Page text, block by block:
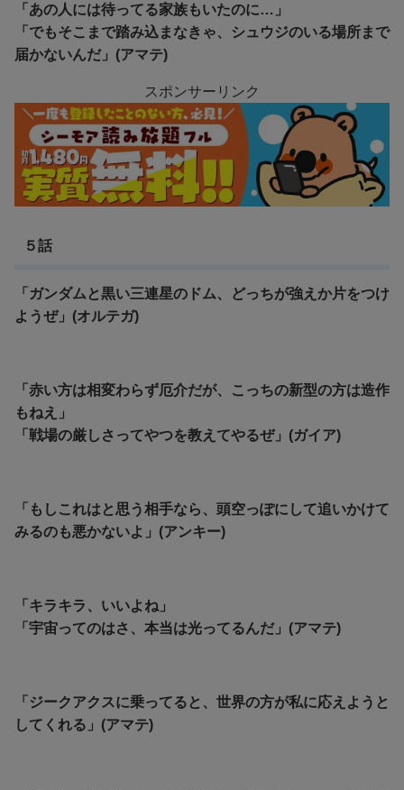
「あの人には待ってる家族もいたのに…」
「でもそこまで踏み込まなきゃ、シュウジのいる場所まで
届かないんだ」(アマテ)
スポンサーリンク
５話
「ガンダムと黒い三連星のドム、どっちが強えか片をつけ
ようぜ」(オルテガ)
「赤い方は相変わらず厄介だが、こっちの新型の方は造作
もねえ」
「戦場の厳しさってやつを教えてやるぜ」(ガイア)
「もしこれはと思う相手なら、頭空っぽにして追いかけて
みるのも悪かないよ」(アンキー)
「キラキラ、いいよね」
「宇宙ってのはさ、本当は光ってるんだ」(アマテ)
「ジークアクスに乗ってると、世界の方が私に応えようと
してくれる」(アマテ)